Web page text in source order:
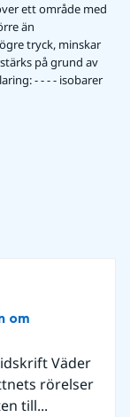
ett område med
än
tryck, minskar
på grund av
- - - - isobarer
om
Väder
rörelser
till...